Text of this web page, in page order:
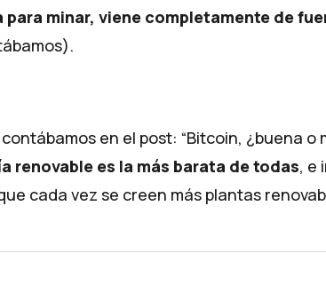
minar, viene completamente de
).
en el post: “Bitcoin, ¿buena o
renovable es la más barata de todas, e
cada vez se creen más plantas